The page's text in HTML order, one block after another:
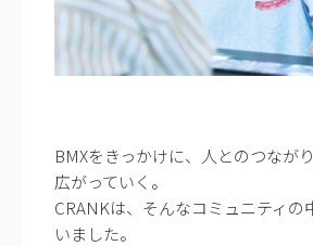
BMXをきっかけに、人とのつなが
広がっていく。
CRANKは、そんなコミュニティの
いました。